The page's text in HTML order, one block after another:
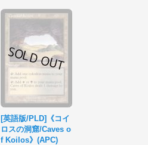
[英語版/PLD]《コイ
ロスの洞窟/Caves o
f Koilos》(APC)